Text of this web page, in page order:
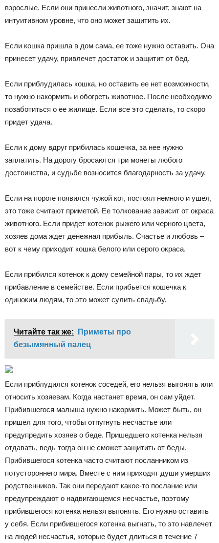
взрослые. Если они принесли животного, значит, знают на
интуитивном уровне, что оно может защитить их.
Если кошка пришла в дом сама, ее тоже нужно оставить. Она
принесет удачу, привлечет достаток и защитит от бед.
Если приблудилась кошка, но оставить ее нет возможности,
то нужно накормить и обогреть животное. После необходимо
позаботиться о ее жилище. Если все это сделать, то скоро
придет удача.
Если к дому вдруг прибилась кошечка, за нее нужно
заплатить. На дорогу бросаются три монеты любого
достоинства, и судьбе возносится благодарность за удачу.
Если на пороге появился чужой кот, постоял немного и ушел,
это тоже считают приметой. Ее толкование зависит от окраса
животного. Если придет котенок рыжего или черного цвета,
хозяев дома ждет денежная прибыль. Счастье и любовь –
вот к чему приходит кошка белого или серого окраса.
Если прибился котенок к дому семейной пары, то их ждет
прибавление в семействе. Если прибьется кошечка к
одиноким людям, то это может сулить свадьбу.
Читайте так же:
Приметы про
безымянный палец
Если приблудился котенок соседей, его нельзя выгонять или
относить хозяевам. Когда настанет время, он сам уйдет.
Прибившегося малыша нужно накормить. Может быть, он
пришел для того, чтобы отпугнуть несчастье или
предупредить хозяев о беде. Пришедшего котенка нельзя
отдавать, ведь тогда он не сможет защитить от беды.
Прибившегося котенка часто считают посланником из
потустороннего мира. Вместе с ним приходят души умерших
родственников. Так они передают какое-то послание или
предупреждают о надвигающемся несчастье, поэтому
прибившегося котенка нельзя выгонять. Его нужно оставить
у себя. Если прибившегося котенка выгнать, то это навлечет
на людей несчастья, которые будет длиться в течение 7